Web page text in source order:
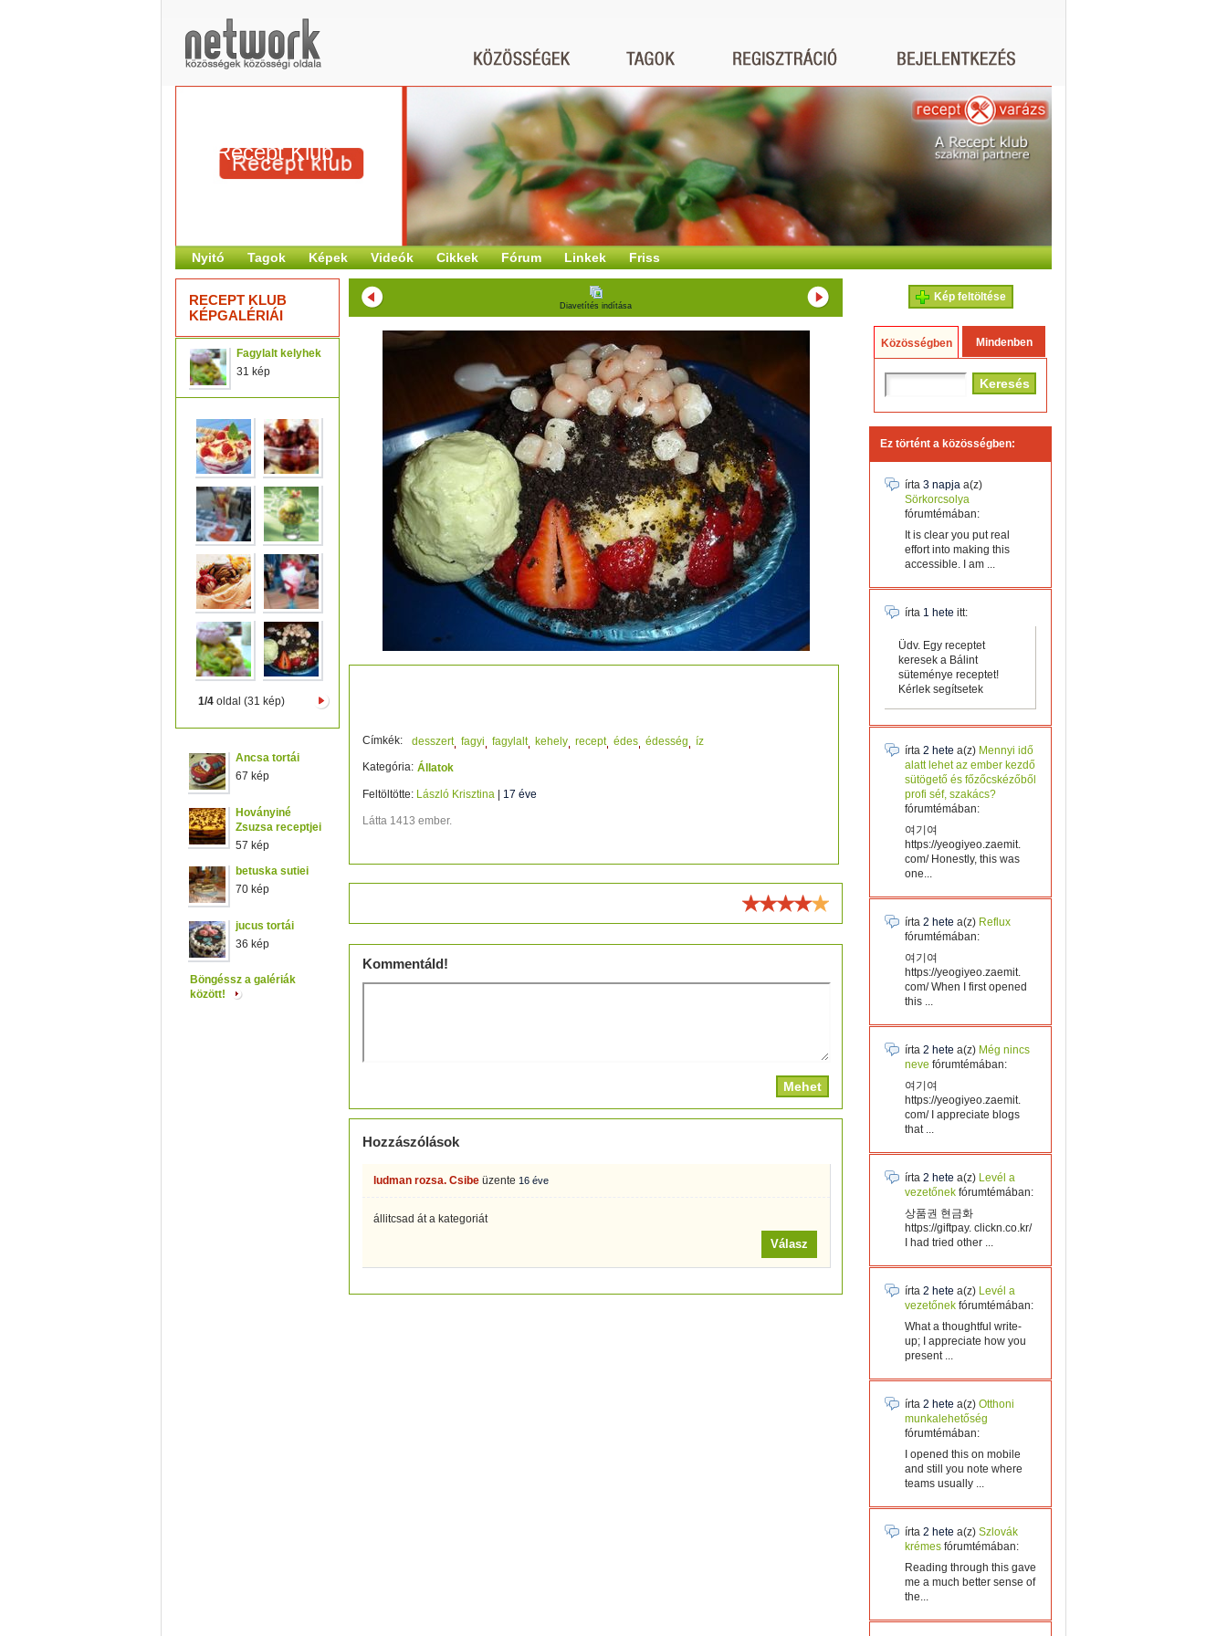
Recept Klub
Nyitó Tagok Képek Videók Cikkek Fórum Linkek Friss
RECEPT KLUB
KÉPGALÉRIÁI
Fagylalt kelyhek
31 kép
1/4oldal (31 kép)
Ancsa tortái
67 kép
Hoványiné
Zsuzsa receptjei
57 kép
betuska sutiei
70 kép
jucus tortái
36 kép
Böngéssz a galériák
között!
Diavetítés indítása
Címkék: desszert fagyi fagylalt kehely recept édes édesség
íz
Kategória: Állatok
Feltöltötte: László Krisztina 17 éve
Látta 1413 ember.
Kommentáld!
Hozzászólások
ludman rozsa. Csibe üzente 16 éve
állitcsad át a kategoriát
Válasz
Kép feltöltése
Közösségben Mindenben
Ez történt a közösségben:
írta 3 napja a(z)
Sörkorcsolya
fórumtémában:
It is clear you put real
effort into making this
accessible. I am ...
írta 1 hete itt:
Üdv. Egy receptet
keresek a Bálint
süteménye receptet!
Kérlek segítsetek
írta 2 hete a(z) Mennyi idő
alatt lehet az ember kezdő
sütögető és főzőcskézőből
profi séf, szakács?
fórumtémában:
여기여
https://yeogiyeo.zaemit.
com/ Honestly, this was
one...
írta 2 hete a(z) Reflux
fórumtémában:
여기여
https://yeogiyeo.zaemit.
com/ When I first opened
this ...
írta 2 hete a(z) Még nincs
neve fórumtémában:
여기여
https://yeogiyeo.zaemit.
com/ I appreciate blogs
that ...
írta 2 hete a(z) Levél a
vezetőnek fórumtémában:
상품권 현금화
https://giftpay. clickn.co.kr/
I had tried other ...
írta 2 hete a(z) Levél a
vezetőnek fórumtémában:
What a thoughtful write-
up; I appreciate how you
present ...
írta 2 hete a(z) Otthoni
munkalehetőség
fórumtémában:
I opened this on mobile
and still you note where
teams usually ...
írta 2 hete a(z) Szlovák
krémes fórumtémában:
Reading through this gave
me a much better sense of
the...